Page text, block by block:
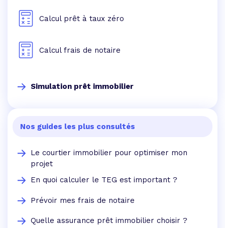
Calcul prêt à taux zéro
Calcul frais de notaire
Simulation prêt immobilier
Nos guides les plus consultés
Le courtier immobilier pour optimiser mon
projet
En quoi calculer le TEG est important ?
Prévoir mes frais de notaire
Quelle assurance prêt immobilier choisir ?